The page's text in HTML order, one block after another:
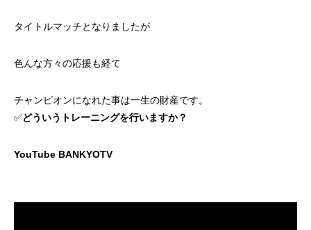
タイトルマッチとなりましたが
色んな方々の応援も経て
チャンピオンになれた事は一生の財産です。
✅どういうトレーニングを行いますか？
YouTube BANKYOTV